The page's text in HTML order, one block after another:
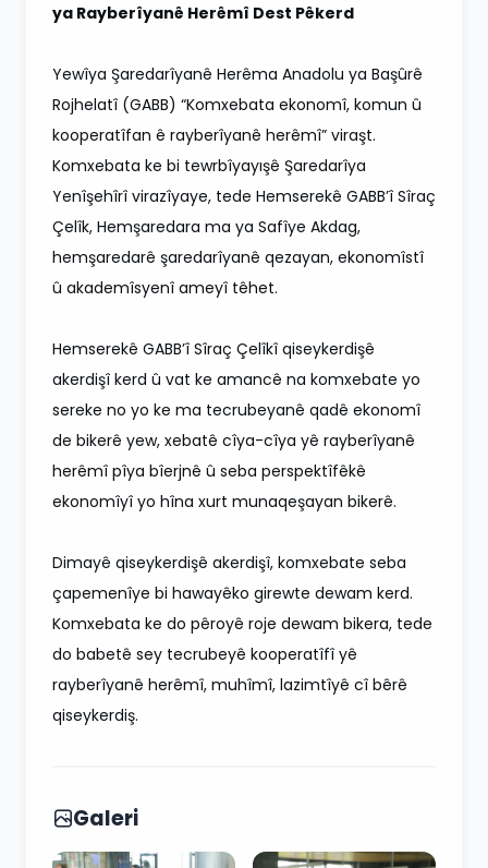
ya Rayberîyanê Herêmî Dest Pêkerd
Yewîya Şaredarîyanê Herêma Anadolu ya Başûrê
Rojhelatî (GABB) “Komxebata ekonomî, komun û
kooperatîfan ê rayberîyanê herêmî” viraşt.
Komxebata ke bi tewrbîyayışê Şaredarîya
Yenîşehîrî virazîyaye, tede Hemserekê GABB’î Sîraç
Çelîk, Hemşaredara ma ya Safîye Akdag,
hemşaredarê şaredarîyanê qezayan, ekonomîstî
û akademîsyenî ameyî têhet.
Hemserekê GABB’î Sîraç Çelîkî qiseykerdişê
akerdişî kerd û vat ke amancê na komxebate yo
sereke no yo ke ma tecrubeyanê qadê ekonomî
de bikerê yew, xebatê cîya-cîya yê rayberîyanê
herêmî pîya bîerjnê û seba perspektîfêkê
ekonomîyî yo hîna xurt munaqeşayan bikerê.
Dimayê qiseykerdişê akerdişî, komxebate seba
çapemenîye bi hawayêko girewte dewam kerd.
Komxebata ke do pêroyê roje dewam bikera, tede
do babetê sey tecrubeyê kooperatîfî yê
rayberîyanê herêmî, muhîmî, lazimtîyê cî bêrê
qiseykerdiş.
Galeri